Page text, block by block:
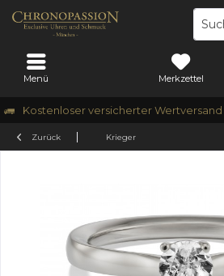
Kostenloser versicherter
Menü Merkzettel
Zurück Krieger